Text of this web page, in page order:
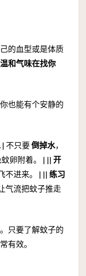
的血型或是体质
和气味在找你
也能有个安静的
| 不只要倒掉水，
卵附着。 | || 开
不进来。 | || 练习
气流把蚊子推走
只要了解蚊子的
有效。